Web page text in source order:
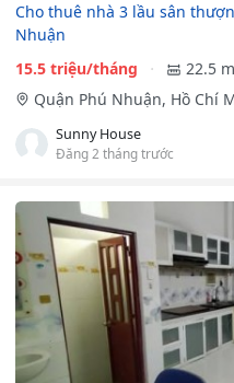
Cho thuê nhà 3 lầu sân
Nhuận
15.5 triệu/tháng
22.5
Quận Phú Nhuận, Hồ Chí
Sunny House
Đăng 2 tháng trước